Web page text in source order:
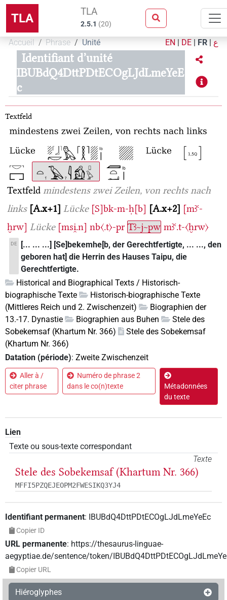
TLA TLA
2.5.1 (20)
Accueil Phrase Unité EN | DE | FR | ع
Identifiant d’unité
IBUBdQ4DttPDtECOgLJdLmeYeE
c
Textfeld
Textfeld mindestens zwei Zeilen, von rechts nach
links A.x+1 Lücke [S]bk-m-ḥ[b] A.x+2
[mꜣꜥ-
ḫrw] Lücke [msi̯.n] nb〈.t〉-pr Tꜣ~j~pw mꜣꜥ.t-〈ḫrw〉
DE
[... ... ...] [Se]bekemhe[b, der Gerechtfertigte, ... ..., den
geboren hat] die Herrin des Hauses Taipu, die
Gerechtfertigte.
Historical and Biographical Texts / Historisch-
biographische Texte
Historisch-biographische Texte
(Mittleres Reich und 2. Zwischenzeit)
Biographien der
13.-17. Dynastie
Biographien aus Buhen
Stele des
Sobekemsaf (Khartum Nr. 366)
Stele des Sobekemsaf
(Khartum Nr. 366)
Datation (période): Zweite Zwischenzeit
Aller à /
citer phrase
Numéro de phrase 2
dans le co(n)texte
Métadonnées
du texte
Lien
Texte ou sous-texte correspondant
Texte
Stele des Sobekemsaf (Khartum Nr. 366)
MFFI5PZQEJEOPM2FWESIKQ3YJ4
Identifiant permanent: IBUBdQ4DttPDtECOgLJdLmeYeEc
Copier ID
URL permanente: https://thesaurus-linguae-
aegyptiae.de/sentence/token/
Copier URL
Hiéroglyphes